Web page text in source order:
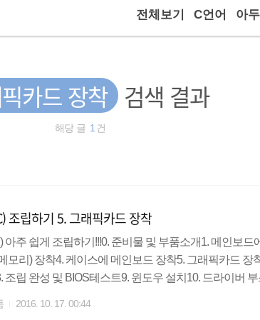
전체보기 C언어 아
카드 장착 검색 결과
해당 글 1 건
조립하기 5. 그래픽카드 장착
아주 쉽게 조립하기!!!0. 준비물 및 부품소개1. 메인보드
모리) 장착4. 케이스에 메인보드 장착5. 그래픽카드 장
조립 완성 및 BIOS테스트9. 윈도우 설치10. 드라이버
2016. 10. 17. 00:44